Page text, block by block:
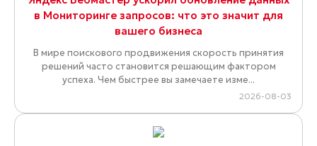
в Мониторинге запросов: что это значит для
вашего бизнеса
В мире поискового продвижения скорость принятия
решений часто становится решающим фактором
успеха. Чем быстрее вы замечаете изме...
2026-08-03